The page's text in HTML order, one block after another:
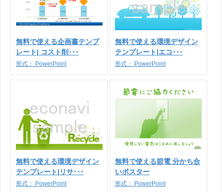
無料で使える企画書テンプ
レート| コスト削･･･
形式： PowerPoint
無料で使える環境デザイン
テンプレート|エコ･･･
形式： PowerPoint
無料で使える環境デザイン
テンプレート|リサ･･･
形式： PowerPoint
無料で使える節電 分かち合
いポスター
形式： PowerPoint